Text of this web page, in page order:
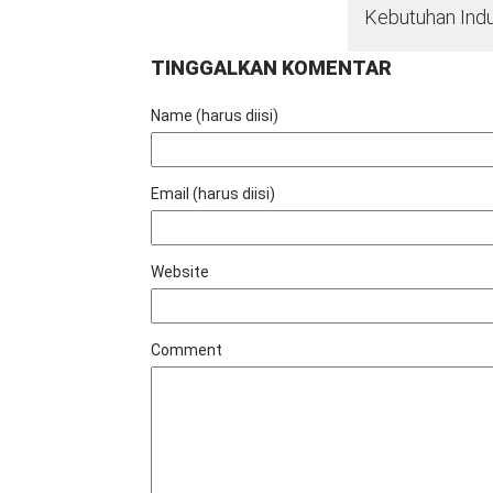
Kebutuhan
TINGGALKAN KOMENTAR
Name (harus diisi)
Email (harus diisi)
Website
Comment